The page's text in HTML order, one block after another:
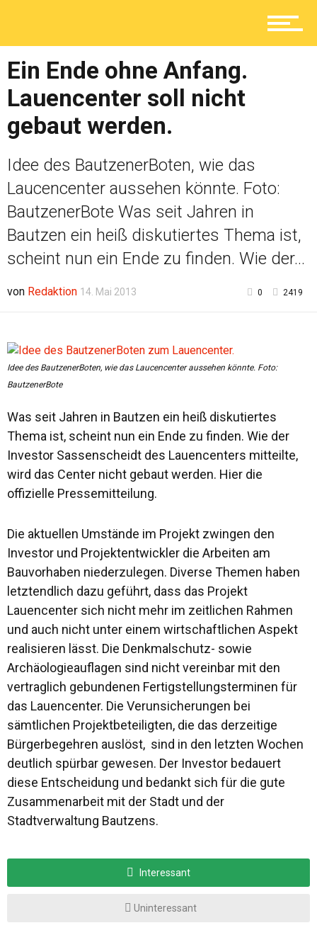
Ratgeber
Service
Kolumne
Ein Ende ohne Anfang.
Lauencenter soll nicht
gebaut werden.
Idee des BautzenerBoten, wie das
Laucencenter aussehen könnte. Foto:
BautzenerBote Was seit Jahren in
Bautzen ein heiß diskutiertes Thema ist,
scheint nun ein Ende zu finden. Wie der...
von Redaktion 14. Mai 2013 0 2419
Idee des BautzenerBoten, wie das Laucencenter aussehen könnte. Foto:
BautzenerBote
Was seit Jahren in Bautzen ein heiß diskutiertes
Thema ist, scheint nun ein Ende zu finden. Wie der
Investor Sassenscheidt des Lauencenters mitteilte,
wird das Center nicht gebaut werden. Hier die
offizielle Pressemitteilung.
Die aktuellen Umstände im Projekt zwingen den
Investor und Projektentwickler die Arbeiten am
Bauvorhaben niederzulegen. Diverse Themen haben
letztendlich dazu geführt, dass das Projekt
Lauencenter sich nicht mehr im zeitlichen Rahmen
und auch nicht unter einem wirtschaftlichen Aspekt
realisieren lässt. Die Denkmalschutz- sowie
Archäologieauflagen sind nicht vereinbar mit den
vertraglich gebundenen Fertigstellungsterminen für
das Lauencenter. Die Verunsicherungen bei
sämtlichen Projektbeteiligten, die das derzeitige
Bürgerbegehren auslöst, sind in den letzten Wochen
deutlich spürbar gewesen. Der Investor bedauert
diese Entscheidung und bedankt sich für die gute
Zusammenarbeit mit der Stadt und der
Stadtverwaltung Bautzens.
Interessant
Uninteressant